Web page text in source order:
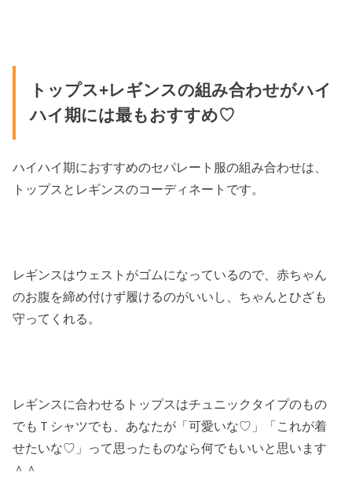
トップス+レギンスの組み合わせがハイ
ハイ期には最もおすすめ♡
ハイハイ期におすすめのセパレート服の組み合わせは、
トップスとレギンスのコーディネートです。
レギンスはウェストがゴムになっているので、赤ちゃん
のお腹を締め付けず履けるのがいいし、ちゃんとひざも
守ってくれる。
レギンスに合わせるトップスはチュニックタイプのもの
でもＴシャツでも、あなたが「可愛いな♡」「これが着
せたいな♡」って思ったものなら何でもいいと思います
＾＾